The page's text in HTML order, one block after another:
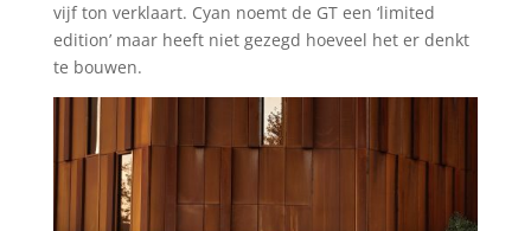
vijf ton verklaart. Cyan noemt de GT een ‘limited
edition’ maar heeft niet gezegd hoeveel het er denkt
te bouwen.